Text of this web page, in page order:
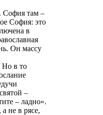
София там –
София: это
в
Он массу
Нов то
–
– ладно».
не в рясе,